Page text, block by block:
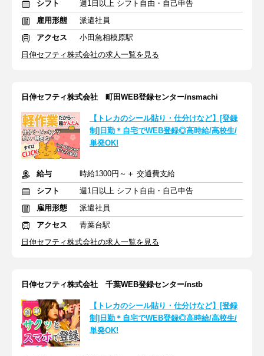
シフト
週1日以上 シフト自由・自己申告
雇用形態
派遣社員
アクセス
小田急相模原駅
日伸セフティ株式会社の求人一覧を見る
日伸セフティ株式会社 町田WEB登録センター/nsmachi
【トレカのシール貼り・仕分けなど】[登録
制]日勤＊自宅でWEB登録◎高時給/高校生/
単発OK!
給与
時給1300円～＋ 交通費支給
シフト
週1日以上 シフト自由・自己申告
雇用形態
派遣社員
アクセス
青葉台駅
日伸セフティ株式会社の求人一覧を見る
日伸セフティ株式会社 千葉WEB登録センター/nstb
【トレカのシール貼り・仕分けなど】[登録
制]日勤＊自宅でWEB登録◎高時給/高校生/
単発OK!